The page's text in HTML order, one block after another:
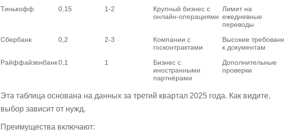
Тинькофф 0,15 1-2
Крупный бизнес с
онлайн-операциями
Лимит на
ежедневные
переводы
Сбербанк
0,2 2-3
Компании с
госконтрактами
Высокие
к документам
Райффайзенбанк0,1 1
Бизнес с
иностранными
партнёрами
Дополнительные
проверки
Эта таблица основана на данных за третий квартал 2025 года. Как видите,
выбор зависит от нужд.
Преимущества включают: